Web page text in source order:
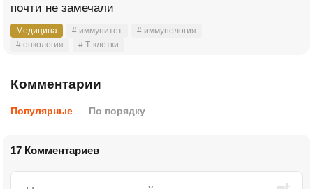
почти не замечали
Медицина # иммунитет
# иммунология
# онкология
# Т-клетки
Комментарии
Популярные По порядку
17 Комментариев